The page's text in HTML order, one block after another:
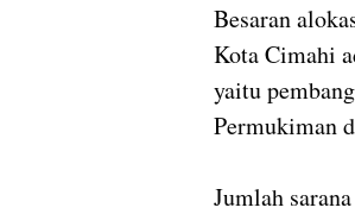
Besaran
Kota Cimahi
yaitu
Permukiman
Jumlah